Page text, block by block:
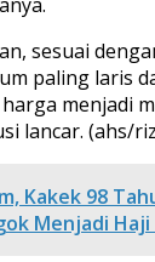
sesuai
paling laris
menjadi
lancar. (ahs/
Kakek 98
Menjadi